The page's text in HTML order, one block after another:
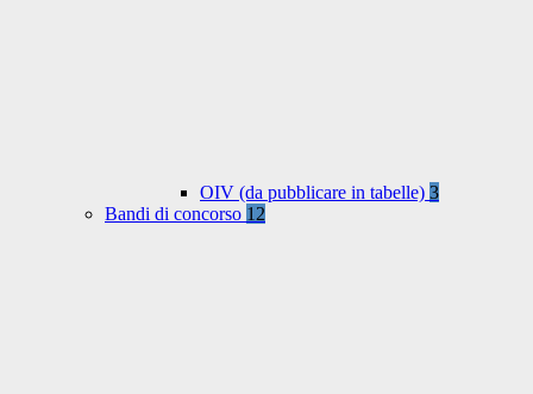
OIV (da pubblicare in tabelle) 3
Bandi di concorso 12